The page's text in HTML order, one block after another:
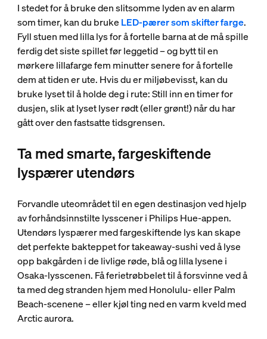
I stedet for å bruke den slitsomme lyden av en alarm
som timer, kan du bruke LED-pærer som skifter farge.
Fyll stuen med lilla lys for å fortelle barna at de må spille
ferdig det siste spillet før leggetid – og bytt til en
mørkere lillafarge fem minutter senere for å fortelle
dem at tiden er ute. Hvis du er miljøbevisst, kan du
bruke lyset til å holde deg i rute: Still inn en timer for
dusjen, slik at lyset lyser rødt (eller grønt!) når du har
gått over den fastsatte tidsgrensen.
Ta med smarte, fargeskiftende
lyspærer utendørs
Forvandle uteområdet til en egen destinasjon ved hjelp
av forhåndsinnstilte lysscener i Philips Hue-appen.
Utendørs lyspærer med fargeskiftende lys kan skape
det perfekte bakteppet for takeaway-sushi ved å lyse
opp bakgården i de livlige røde, blå og lilla lysene i
Osaka-lysscenen. Få ferietrøbbelet til å forsvinne ved å
ta med deg stranden hjem med Honolulu- eller Palm
Beach-scenene – eller kjøl ting ned en varm kveld med
Arctic aurora.